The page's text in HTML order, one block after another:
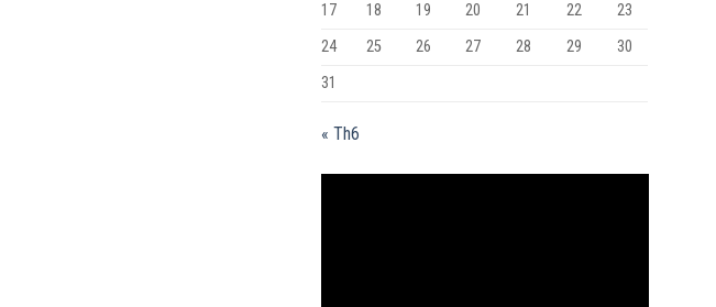
17
18 19 20 21 22
23
24
25 26 27 28 29
30
31
« Th6